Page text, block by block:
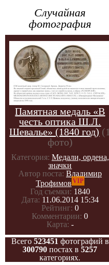
Случайная
фотография
Памятная медаль «В
честь оптика Ш.Л.
Шевалье» (1840 год) (1
фото)
Категория: Медали, ордена,
значки
Автор поста: Владимир
Трофимов VIP
Год съемки: 1840
Дата: 11.06.2014 15:34
Рейтинг: 0
Комментарии: 0
Карта: -
Всего 523451 фотографий в
300790 постах в5257
категориях.